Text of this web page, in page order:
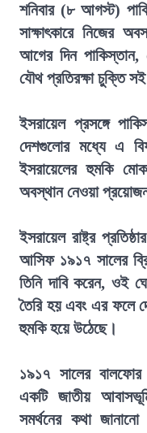
শনিবার (৮ আগস্ট)
সাক্ষাৎকারে নিজের
আগের দিন
যৌথ প্রতিরক্ষা চুক্তি
ইসরায়েল প্রসঙ্গে
দেশগুলোর মধ্যে এ
ইসরায়েলের হুমকি
অবস্থান নেওয়া
ইসরায়েল রাষ্ট্র
আসিফ ১৯১৭ সালের
তিনি দাবি করেন, ওই
তৈরি হয় এবং এর ফলে
হুমকি হয়ে উঠেছে।
১৯১৭ সালের বালফোর
একটি জাতীয়
সমর্থনের কথা জানানো